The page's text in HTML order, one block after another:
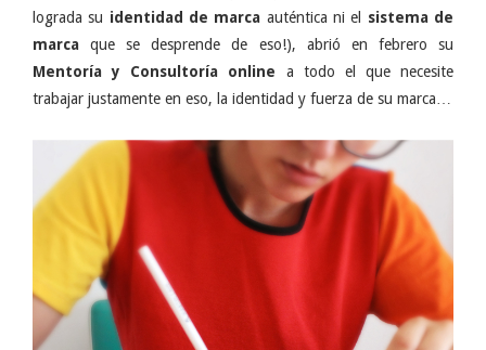
lograda su identidad de marca auténtica ni el sistema de
marca que se desprende de eso!), abrió en febrero su
Mentoría y Consultoría online a todo el que necesite
trabajar justamente en eso, la identidad y fuerza de su marca…